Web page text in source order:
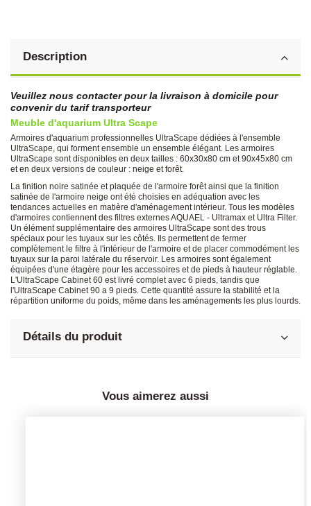
Description
Veuillez nous contacter pour la livraison à domicile pour
convenir du tarif transporteur
Meuble d'aquarium Ultra Scape
Armoires d'aquarium professionnelles UltraScape dédiées à l'ensemble
UltraScape, qui forment ensemble un ensemble élégant. Les armoires
UltraScape sont disponibles en deux tailles : 60x30x80 cm et 90x45x80 cm
et en deux versions de couleur : neige et forêt.
La finition noire satinée et plaquée de l'armoire forêt ainsi que la finition
satinée de l'armoire neige ont été choisies en adéquation avec les
tendances actuelles en matière d'aménagement intérieur. Tous les modèles
d'armoires contiennent des filtres externes AQUAEL - Ultramax et Ultra Filter.
Un élément supplémentaire des armoires UltraScape sont des trous
spéciaux pour les tuyaux sur les côtés. Ils permettent de fermer
complètement le filtre à l'intérieur de l'armoire et de placer commodément les
tuyaux sur la paroi latérale du réservoir. Les armoires sont également
équipées d'une étagère pour les accessoires et de pieds à hauteur réglable.
L'UltraScape Cabinet 60 est livré complet avec 6 pieds, tandis que
l'UltraScape Cabinet 90 a 9 pieds. Cette quantité assure la stabilité et la
répartition uniforme du poids, même dans les aménagements les plus lourds.
Détails du produit
Vous aimerez aussi